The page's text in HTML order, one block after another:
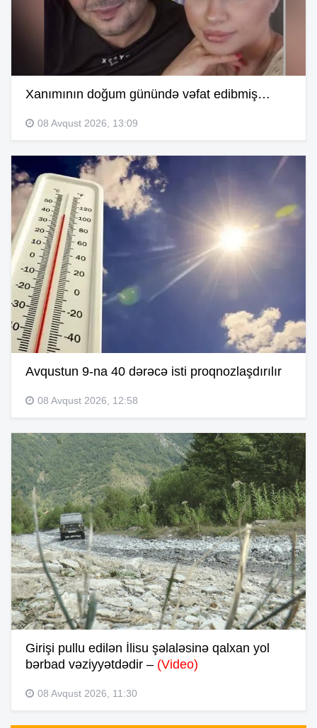
Xanımının doğum günündə vəfat edibmiş…
08 Avqust 2026, 13:09
Avqustun 9-na 40 dərəcə isti proqnozlaşdırılır
08 Avqust 2026, 12:58
Girişi pullu edilən İlisu şəlaləsinə qalxan yol
bərbad vəziyyətdədir – (Video)
08 Avqust 2026, 11:30